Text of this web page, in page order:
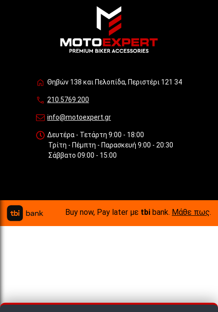
Θηβών 138 και Πελοπίδα, Περιστέρι 121 34
210.5769.200
info@motoexpert.gr
Δευτέρα - Τετάρτη 9:00 - 18:00
Τρίτη - Πέμπτη - Παρασκευή 9:00 - 20:30
Σάββατο 09:00 - 15:00
Buy now, Pay later με tbi bank. Μάθε πως.